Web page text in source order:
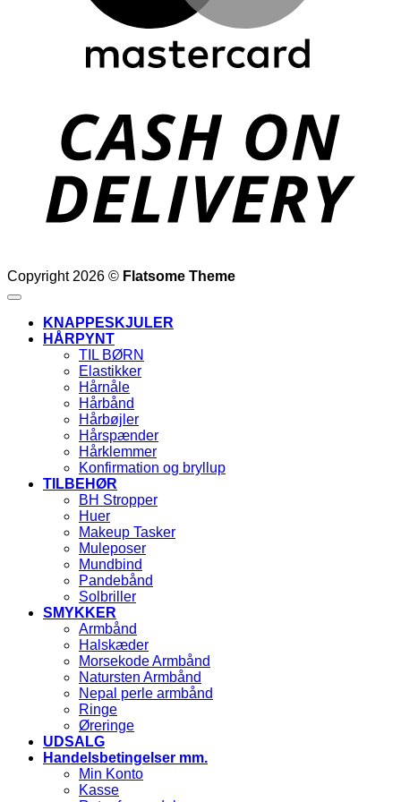
Copyright 2026 © Flatsome Theme
KNAPPESKJULER
HÅRPYNT
TIL BØRN
Elastikker
Hårnåle
Hårbånd
Hårbøjler
Hårspænder
Hårklemmer
Konfirmation og bryllup
TILBEHØR
BH Stropper
Huer
Makeup Tasker
Muleposer
Mundbind
Pandebånd
Solbriller
SMYKKER
Armbånd
Halskæder
Morsekode Armbånd
Natursten Armbånd
Nepal perle armbånd
Ringe
Øreringe
UDSALG
Handelsbetingelser mm.
Min Konto
Kasse